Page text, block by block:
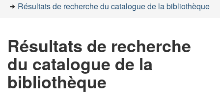
Résultats de recherche du catalogue de la bibliothèque
Résultats de recherche
du catalogue de la
bibliothèque